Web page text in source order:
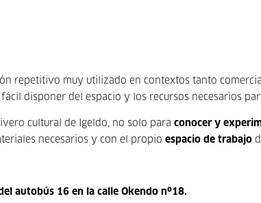
repetitivo muy utilizado en contextos tanto
disponer del espacio y los recursos necesarios
cultural de Igeldo, no solo para conocer y
necesarios y con el propio espacio de trabajo
autobús 16 en la calle Okendo nº18.